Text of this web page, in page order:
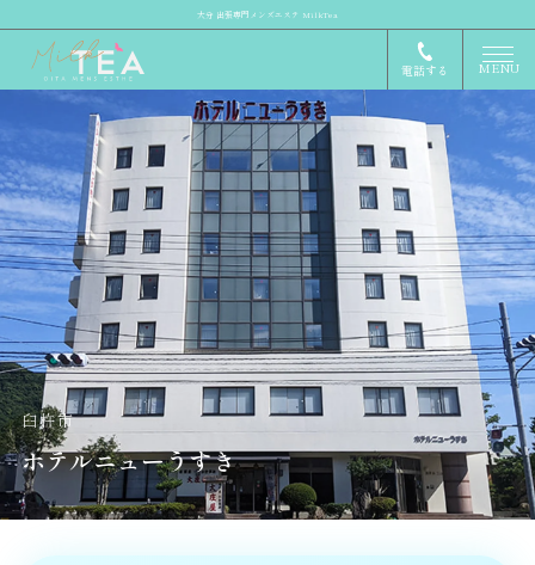
大分 出張専門メンズエステ MilkTea
電話する MENU
臼杵市
ホテルニューうすき